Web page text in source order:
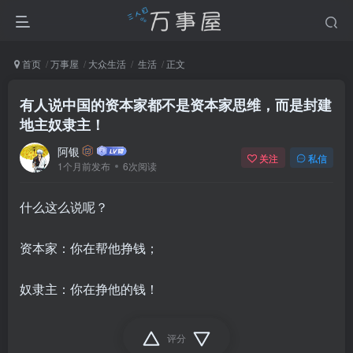
首页 万事屋 大众生活 生活 正文
有人说中国的资本家都不是资本家思维，而是封建
地主奴隶主！
阿银
1个月前发布 6次阅读
关注 私信
什么这么说呢？
资本家：你在帮他挣钱；
奴隶主：你在挣他的钱！
评分